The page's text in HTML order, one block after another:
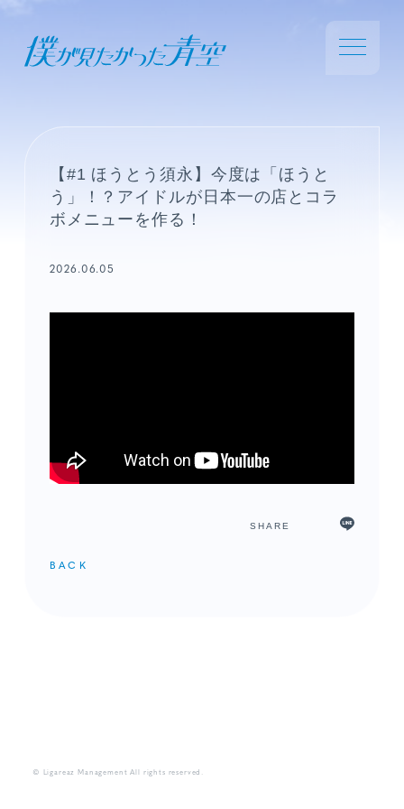
【#1 ほうとう須永】今度は「ほうと
う」！？アイドルが日本一の店とコラ
ボメニューを作る！
2026.06.05
SHARE
BACK
© Ligareaz Management All rights reserved.